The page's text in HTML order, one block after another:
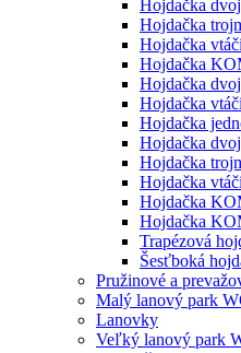
Hojdačka
Hojdačka
Hojdačka
Hojdačka
Hojdačka
Hojdačka
Hojdačka
Hojdačka
Hojdačka
Hojdačka
Hojdačka
Hojdačka
Trapézová
Šesťboká
Pružinové a
Malý lanový park
Lanovky
Veľký lanový park